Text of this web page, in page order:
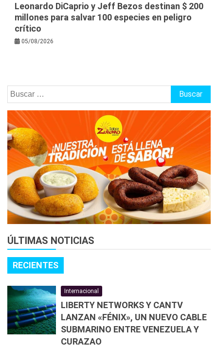
Leonardo DiCaprio y Jeff Bezos destinan $ 200
millones para salvar 100 especies en peligro
crítico
05/08/2026
Buscar:
ÚLTIMAS NOTICIAS
RECIENTES
Internacional
LIBERTY NETWORKS Y CANTV
LANZAN «FÉNIX», UN NUEVO CABLE
SUBMARINO ENTRE VENEZUELA Y
CURAZAO